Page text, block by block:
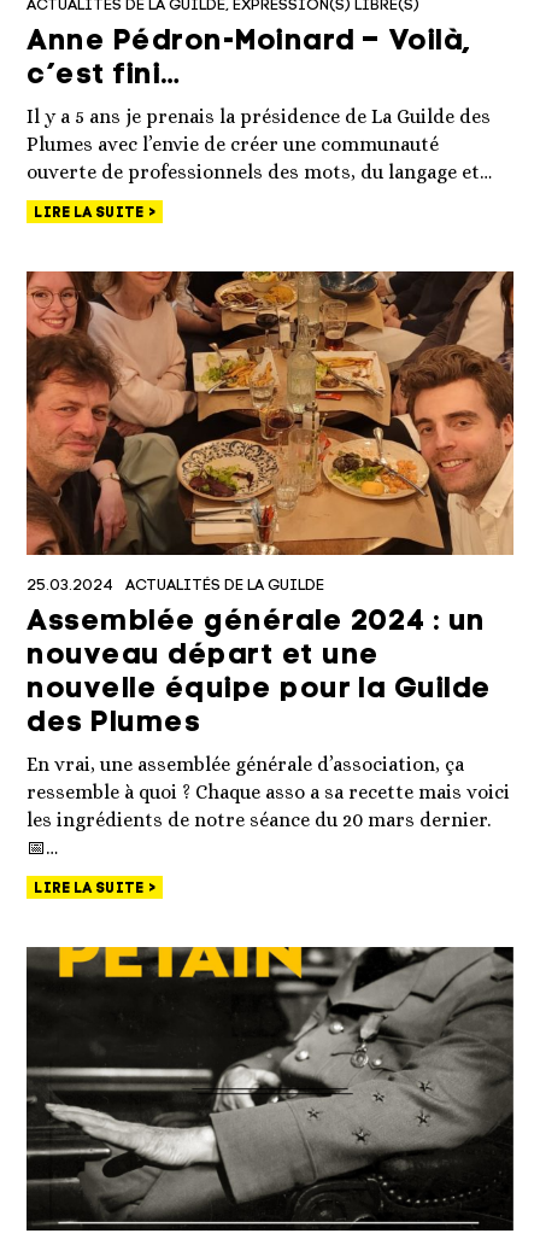
ACTUALITÉS DE LA GUILDE EXPRESSION(S) LIBRE(S)
Anne Pédron-Moinard – Voilà,
c’est fini…
Il y a 5 ans je prenais la présidence de La Guilde des
Plumes avec l’envie de créer une communauté
ouverte de professionnels des mots, du langage et…
LIRE LA SUITE
25.03.2024 ACTUALITÉS DE LA GUILDE
Assemblée générale 2024 : un
nouveau départ et une
nouvelle équipe pour la Guilde
des Plumes
En vrai, une assemblée générale d’association, ça
ressemble à quoi ? Chaque asso a sa recette mais voici
les ingrédients de notre séance du 20 mars dernier.
📅…
LIRE LA SUITE